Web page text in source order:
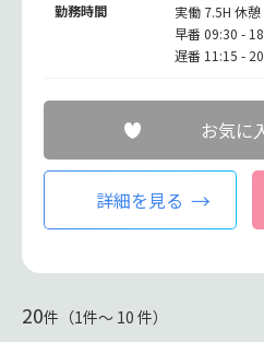
勤務時間
実働 7.5H 休憩
早番 09:30 -
遅番 11:15 -
お気に
詳細を見る
20件（1件〜 10 件）